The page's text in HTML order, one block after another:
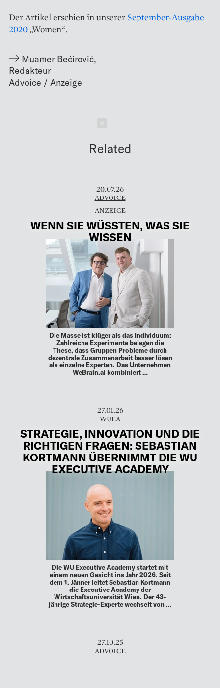
Der Artikel erschien in unserer September-Ausgabe
2020 „Women“.
Muamer Bećirović,
Redakteur
Related
20.07.26
ADVOICE
WENN SIE WÜSSTEN, WAS SIE
WISSEN
Die Masse ist klüger als das Individuum:
Zahlreiche ­Experimente belegen die
These, dass Gruppen ­Probleme durch
dezentrale Zusammenarbeit besser lösen
als ­einzelne Experten. Das Unternehmen
WeBrain.ai kombiniert …
27.01.26
WUEA
STRATEGIE, INNOVATION UND DIE
RICHTIGEN FRAGEN: SEBASTIAN
KORTMANN ÜBERNIMMT DIE WU
EXECUTIVE ACADEMY
Die WU Executive Academy startet mit
einem neuen Gesicht ins Jahr 2026. Seit
dem 1. Jänner leitet Sebastian Kortmann
die Executive Academy der
Wirtschaftsuniversität Wien. Der 43-
jährige Strategie-Experte wechselt von …
27.10.25
ADVOICE